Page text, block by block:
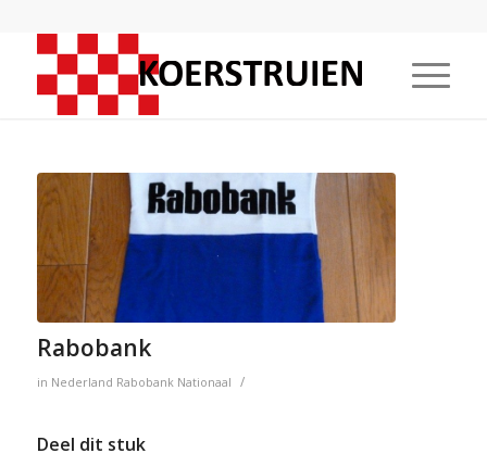
Rabobank
in Nederland Rabobank Nationaal /
Deel dit stuk